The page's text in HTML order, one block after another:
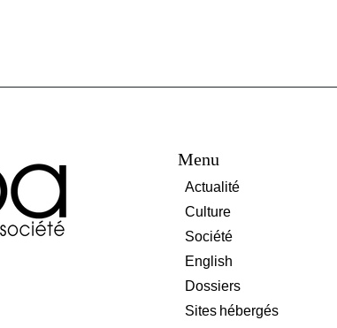
Menu
Actualité
Culture
Société
English
Dossiers
Sites hébergés